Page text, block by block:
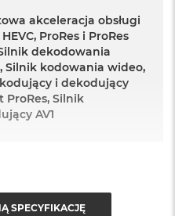
desktop all‑in‑one będzie
akceleracja obsługi
HEVC, ProRes i ProRes
dekodowania
Silnik kodowania wideo,
i dekodujący
ProRes, Silnik
AV1
SPECYFIKACJĘ